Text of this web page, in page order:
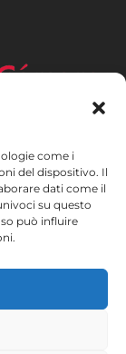
come i
del dispositivo. Il
dati come il
su questo
può influire
il cui obiettivo è
e
al quale ha potuto
tramite la propria
2020. A questo
TIC Cámaras,